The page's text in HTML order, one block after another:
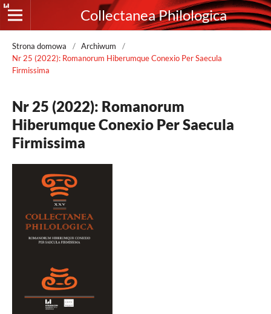
Collectanea Philologica
Strona domowa / Archiwum
/
Nr 25 (2022): Romanorum Hiberumque Conexio Per Saecula
Firmissima
Nr 25 (2022): Romanorum
Hiberumque Conexio Per Saecula
Firmissima